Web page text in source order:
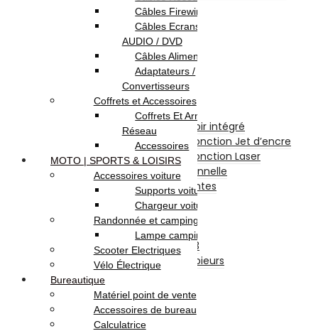
Disque Dur Externe
Serveur De Stockage
Accessoires Pour Stockage
Clé USB
Carte Mémoire
CD et DVD Vierge
Impression
Imprimantes
Imprimante à Réservoir intégré
Imprimante et Multifonction Jet d’encre
Imprimante et Multifonction Laser
Imprimante Professionnelle
Accessoires Imprimantes
Scanners
Photocopieurs
Photocopieurs A4 | A3
Accessoires Photocopieurs
Papier
Papier A4
Papier A3
Enveloppe
Câbles Firewire
Câbles Ecrans TV /
AUDIO / DVD
Câbles Alimentation
Adaptateurs /
Convertisseurs
Coffrets et Accessoires
Coffrets Et Armoires
Réseau
Accessoires
MOTO | SPORTS & LOISIRS
Accessoires voiture
Supports voiture
Chargeur voiture
Randonnée et camping
Lampe camping
Scooter Electriques
Vélo Électrique
Bureautique
Matériel point de vente
Accessoires de bureau
Calculatrice